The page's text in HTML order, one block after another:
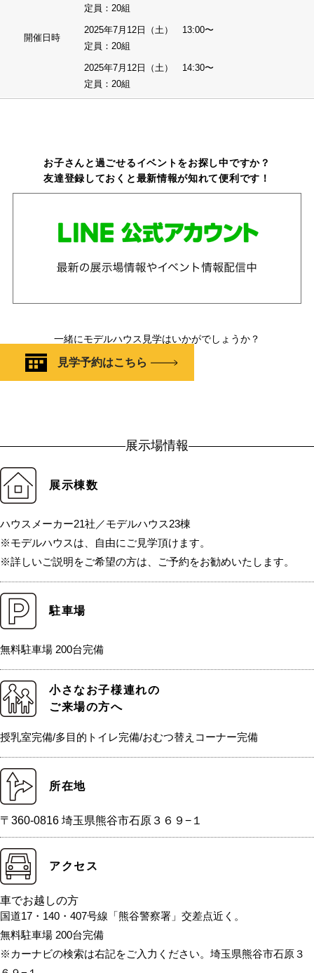
開催日時
定員：20組
2025年7月12日（土） 13:00〜
定員：20組
2025年7月12日（土） 14:30〜
定員：20組
お子さんと過ごせるイベントをお探し中ですか？
友達登録しておくと最新情報が知れて便利です！
一緒にモデルハウス見学はいかがでしょうか？
見学予約はこちら
展示場情報
展示棟数
ハウスメーカー21社／モデルハウス23棟
※モデルハウスは、自由にご見学頂けます。
※詳しいご説明をご希望の方は、ご予約をお勧めいたします。
駐車場
無料駐車場 200台完備
小さなお子様連れの
ご来場の方へ
授乳室完備/多目的トイレ完備/おむつ替えコーナー完備
所在地
〒360-0816 埼玉県熊谷市石原３６９−１
アクセス
車でお越しの方
国道17・140・407号線「熊谷警察署」交差点近く。
無料駐車場 200台完備
※カーナビの検索は右記をご入力ください。埼玉県熊谷市石原３